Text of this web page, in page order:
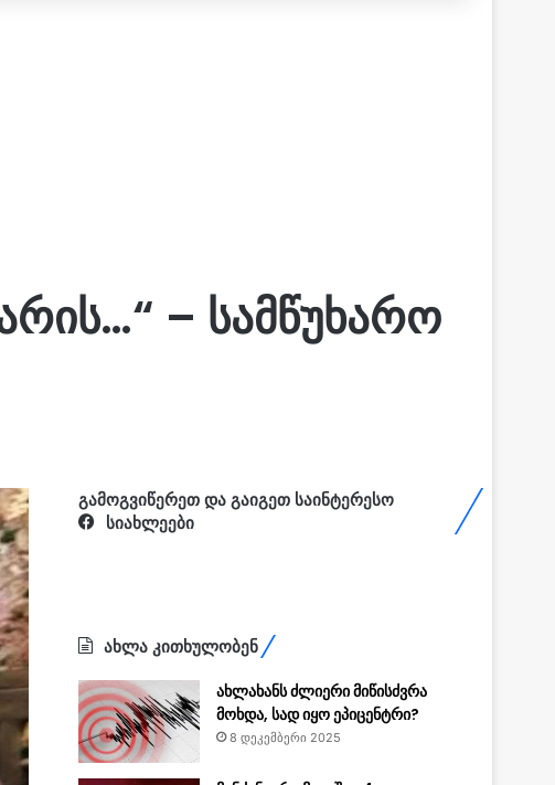
– სამწუხარო
გამოგვიწერეთ და გაიგეთ საინტერესო
სიახლეები
ახლა კითხულობენ
ახლახანს ძლიერი მიწისძვრა
მოხდა, სად იყო ეპიცენტრი?
8 დეკემბერი 2025